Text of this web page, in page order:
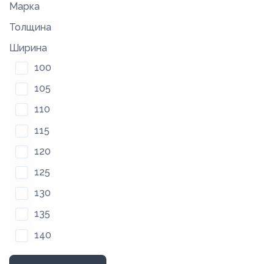
Марка
Толщина
Ширина
100
105
110
115
120
125
130
135
140
145